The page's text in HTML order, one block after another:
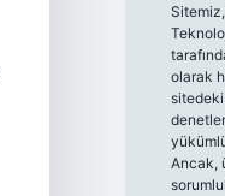
olarak
Ancak,